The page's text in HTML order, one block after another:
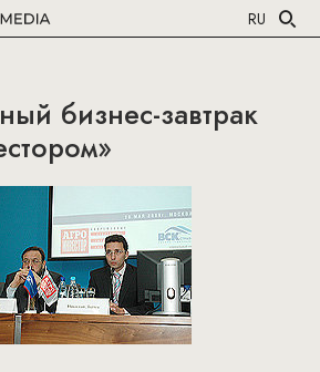
RU
бизнес-завтрак